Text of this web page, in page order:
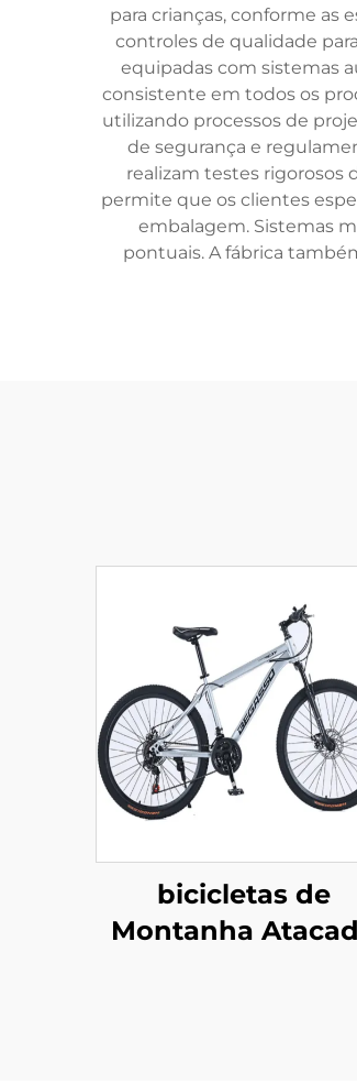
para crianças, conforme as
controles de qualidade
equipadas com sistemas
consistente em todos os
utilizando processos de
de segurança e
realizam testes rigorosos
permite que os clientes
embalagem. Sistemas
pontuais. A fábrica
bicicletas de
Montanha